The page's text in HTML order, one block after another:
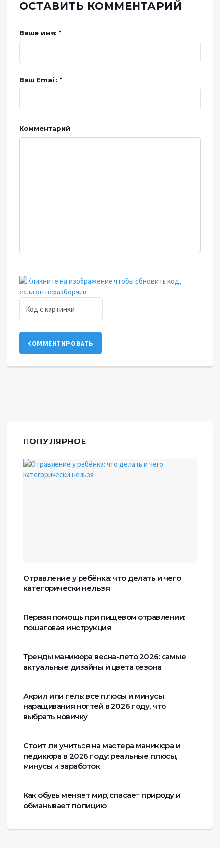
ОСТАВИТЬ КОММЕНТАРИЙ
Ваше имя: *
Ваш Email: *
Комментарий
КОММЕНТИРОВАТЬ
ПОПУЛЯРНОЕ
Отравление у ребёнка: что делать и чего
категорически нельзя
Первая помощь при пищевом отравлении:
пошаговая инструкция
Тренды маникюра весна-лето 2026: самые
актуальные дизайны и цвета сезона
Акрил или гель: все плюсы и минусы
наращивания ногтей в 2026 году, что
выбрать новичку
Стоит ли учиться на мастера маникюра и
педикюра в 2026 году: реальные плюсы,
минусы и заработок
Как обувь меняет мир, спасает природу и
обманывает полицию